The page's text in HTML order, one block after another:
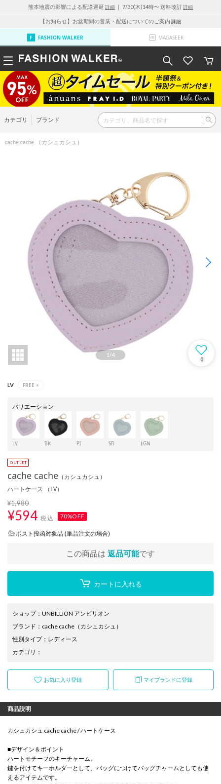
熊本地震の影響による配送遅延 詳細 ｜ 7/30(木)14時〜 送料改訂詳細
【お知らせ】お盆期間の営業・配送についてのご案内 詳細
FASHION WALKER MAGASEEK
カテゴリ ブランド
cache cache （カシュカシュ）
1 /4
0
LV FREE ×
バリエーション
LV BK PI SB LGN
cache cache （カシュカシュ）
ハートケース （LV）
¥1,980
¥594 税込 70%OFF
ポスト投函対象品 (単品注文の場合)
この商品は 返品可能です
カートに入れる
ショップ： UNBILLION アンビリオン
ブランド ： cache cache （カシュカシュ）
性別タイプ： レディース
カテゴリ ：
お気に入り登録 マイブランドに登録
商品説明
カシュカシュ cache cache / ハートケース
■デザイン＆ポイント
ハートモチーフのキーチャーム。
鍵を付けてキーホルダーとして、バッグにつけてバッグチャームとしても使
えるアイテムです。